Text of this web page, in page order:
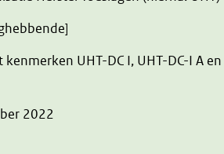
UHT-DC I, UHT-DC-I A en
2022